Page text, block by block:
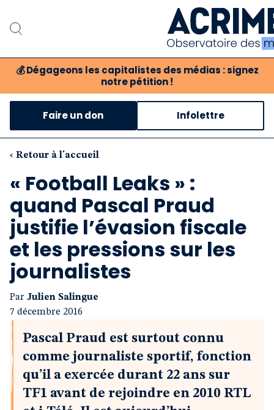
💰 Dégageons les capitalistes des médias : signez
notre pétition !
Notre critique des
Boutique
Faire un don Infolettre
‹ Retour à l'accueil
« Football Leaks » :
quand Pascal Praud
justifie l’évasion fiscale
et les pressions sur les
journalistes
Par Julien Salingue
7 décembre 2016
Pascal Praud est surtout connu
comme journaliste sportif, fonction
qu’il a exercée durant 22 ans sur
TF1 avant de rejoindre en 2010 RTL